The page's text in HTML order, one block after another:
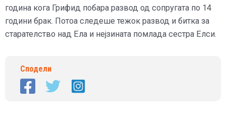
година кога Грифид побара развод од сопругата по 14
години брак. Потоа следеше тежок развод и битка за
старателство над Ела и нејзината помлада сестра Елси.
Сподели